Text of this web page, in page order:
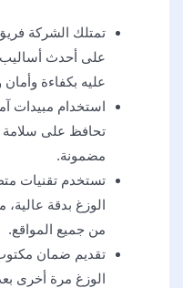
تمتلك الشركة
على أحدث أساليب
عليه بكفاءة
استخدام مبيدات
تحافظ على سلامة
مضمونة.
تستخدم تقنيات
الوزغ بدقة
من جميع المواقع.
تقديم ضمان
الوزغ مرة أخرى